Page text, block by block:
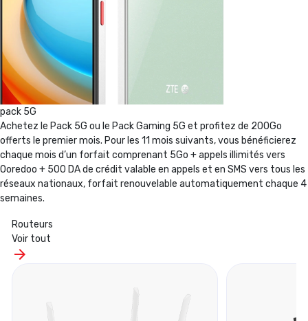
pack 5G
Achetez le Pack 5G ou le Pack Gaming 5G et profitez de 200Go
offerts le premier mois. Pour les 11 mois suivants, vous bénéficierez
chaque mois d’un forfait comprenant 5Go + appels illimités vers
Ooredoo + 500 DA de crédit valable en appels et en SMS vers tous les
réseaux nationaux, forfait renouvelable automatiquement chaque 4
semaines.
Routeurs
Voir tout